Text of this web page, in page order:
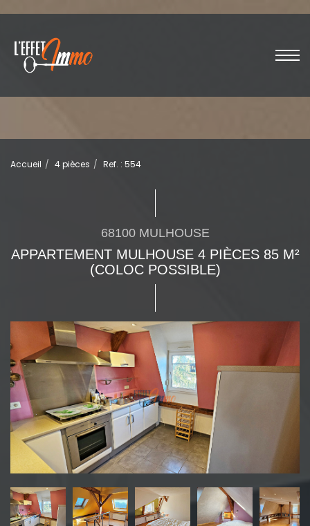
Accueil 4 pièces Ref. : 554
68100 MULHOUSE
APPARTEMENT MULHOUSE 4 PIÈCES 85 M²
(COLOC POSSIBLE)